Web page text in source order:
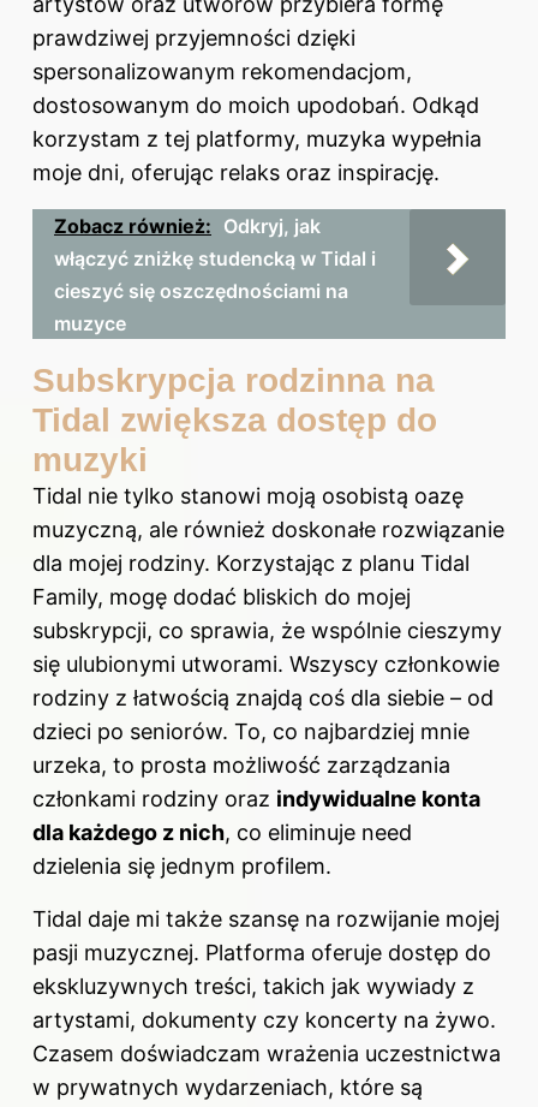
prawdziwej przyjemności dzięki
spersonalizowanym rekomendacjom,
dostosowanym do moich upodobań. Odkąd
korzystam z tej platformy, muzyka wypełnia
moje dni, oferując relaks oraz inspirację.
Zobacz również: Odkryj, jak
włączyć zniżkę studencką w Tidal i
cieszyć się oszczędnościami na
muzyce
Subskrypcja rodzinna na
Tidal zwiększa dostęp do
muzyki
Tidal nie tylko stanowi moją osobistą oazę
muzyczną, ale również doskonałe rozwiązanie
dla mojej rodziny. Korzystając z planu Tidal
Family, mogę dodać bliskich do mojej
subskrypcji, co sprawia, że wspólnie cieszymy
się ulubionymi utworami. Wszyscy członkowie
rodziny z łatwością znajdą coś dla siebie – od
dzieci po seniorów. To, co najbardziej mnie
urzeka, to prosta możliwość zarządzania
członkami rodziny oraz indywidualne konta
dla każdego z nich, co eliminuje need
dzielenia się jednym profilem.
Tidal daje mi także szansę na rozwijanie mojej
pasji muzycznej. Platforma oferuje dostęp do
ekskluzywnych treści, takich jak wywiady z
artystami, dokumenty czy koncerty na żywo.
Czasem doświadczam wrażenia uczestnictwa
w prywatnych wydarzeniach, które są